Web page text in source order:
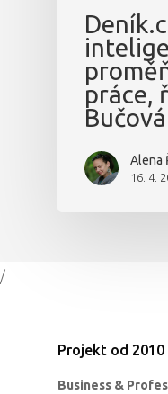
práce,
Alena
16. 4.
/
Projekt od
Business &